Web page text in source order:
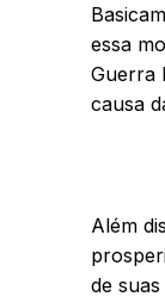
essa
Guerra
causa
Além
de